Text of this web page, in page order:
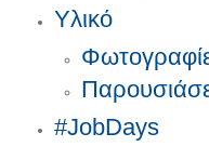
Υλικό
#JobDays